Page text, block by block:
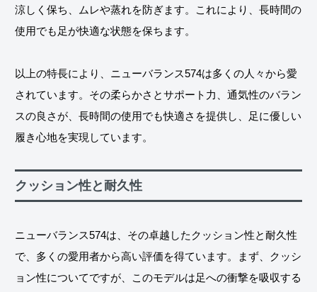
涼しく保ち、ムレや蒸れを防ぎます。これにより、長時間の
使用でも足が快適な状態を保ちます。
以上の特長により、ニューバランス574は多くの人々から愛
されています。その柔らかさとサポート力、通気性のバラン
スの良さが、長時間の使用でも快適さを提供し、足に優しい
履き心地を実現しています。
クッション性と耐久性
ニューバランス574は、その卓越したクッション性と耐久性
で、多くの愛用者から高い評価を得ています。まず、クッシ
ョン性についてですが、このモデルは足への衝撃を吸収する